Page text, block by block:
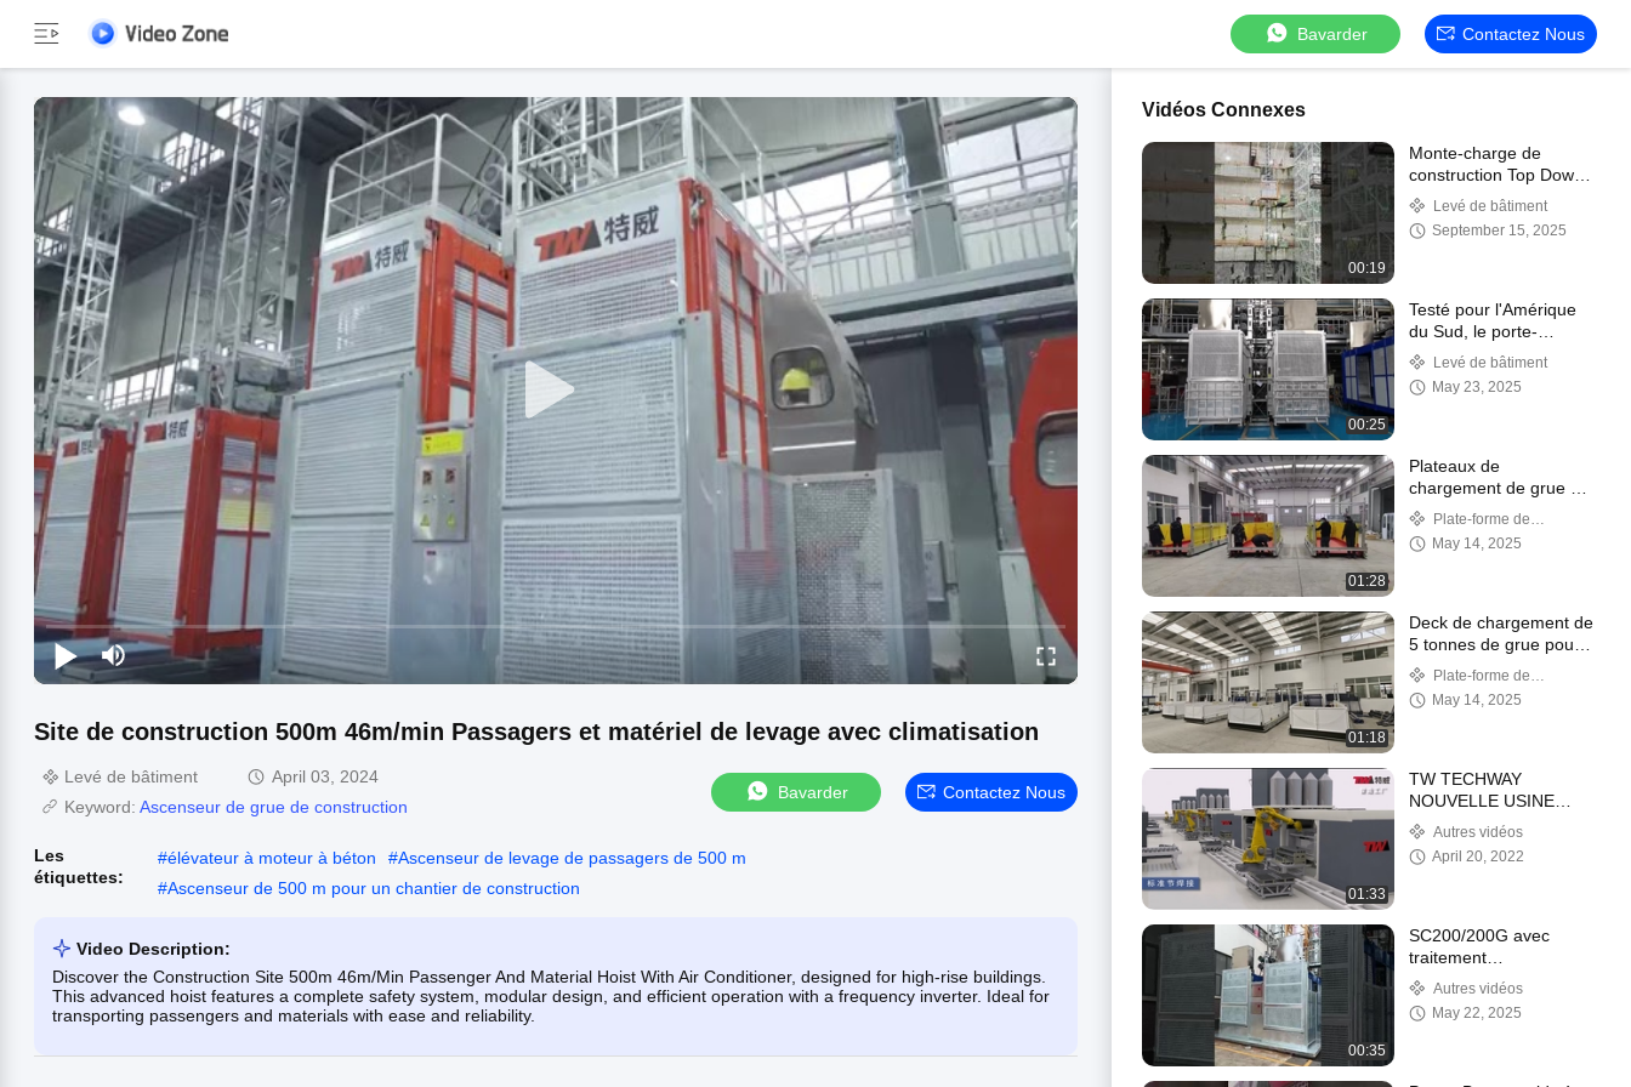
Bavarder Contactez Nous
Site de construction 500m 46m/min Passagers et matériel de levage avec climatisation
Levé de bâtiment
April 03, 2024
Keyword: Ascenseur de grue de construction
Bavarder Contactez Nous
Les
étiquettes:
#élévateur à moteur à béton #Ascenseur de levage de passagers de 500 m
#Ascenseur de 500 m pour un chantier de construction
Video Description:
Discover the Construction Site 500m 46m/Min Passenger And Material Hoist With Air Conditioner, designed for high-rise buildings.
This advanced hoist features a complete safety system, modular design, and efficient operation with a frequency inverter. Ideal for
transporting passengers and materials with ease and reliability.
Vidéos Connexes
00:19
Monte-charge de
construction Top Down
pour les projets de
tunnels à Singapour
Levé de bâtiment
September 15, 2025
00:25
Testé pour l'Amérique
du Sud, le porte-
passagers et le porte-
matériel pour les
immeubles de grande
Levé de bâtiment
May 23, 2025
01:28
Plateaux de
chargement de grue de
haute qualité pour les
chantiers de
construction avec
Plate-forme de
chargement de grue
May 14, 2025
01:18
Deck de chargement de
5 tonnes de grue pour
le transport de
matériaux
Plate-forme de
chargement de grue
May 14, 2025
01:33
TW TECHWAY
NOUVELLE USINE
POUR PALANS DE
BÂTIMENT
Autres vidéos
April 20, 2022
00:35
SC200/200G avec
traitement
HDG,0~63m/min,
moteur SEW Eurodrive
Testé pour un client
Autres vidéos
May 22, 2025